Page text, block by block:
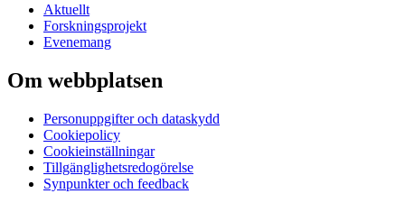
Aktuellt
Forskningsprojekt
Evenemang
Om webbplatsen
Personuppgifter och dataskydd
Cookiepolicy
Cookieinställningar
Tillgänglighetsredogörelse
Synpunkter och feedback